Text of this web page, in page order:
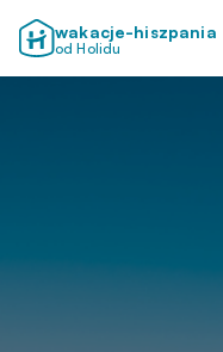
wakacje-hiszpania
od Holidu